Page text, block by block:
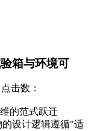
箱与环境可
击数：
的范式跃迁
设计逻辑遵循"适